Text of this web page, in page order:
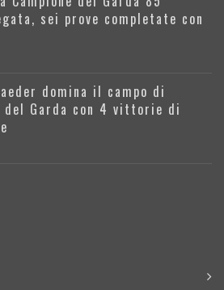
sei prove completate con
domina il campo di
del Garda con 4 vittorie di